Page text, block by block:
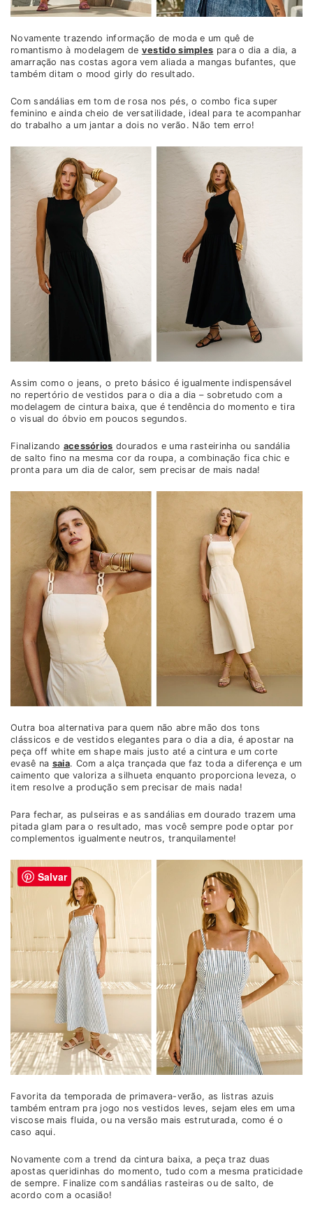
Novamente trazendo informação de moda e um quê de
romantismo à modelagem de vestido simples para o dia a dia, a
amarração nas costas agora vem aliada a mangas bufantes, que
também ditam o mood girly do resultado.
Com sandálias em tom de rosa nos pés, o combo fica super
feminino e ainda cheio de versatilidade, ideal para te acompanhar
do trabalho a um jantar a dois no verão. Não tem erro!
Assim como o jeans, o preto básico é igualmente indispensável
no repertório de vestidos para o dia a dia – sobretudo com a
modelagem de cintura baixa, que é tendência do momento e tira
o visual do óbvio em poucos segundos.
Finalizando acessórios dourados e uma rasteirinha ou sandália
de salto fino na mesma cor da roupa, a combinação fica chic e
pronta para um dia de calor, sem precisar de mais nada!
Outra boa alternativa para quem não abre mão dos tons
clássicos e de vestidos elegantes para o dia a dia, é apostar na
peça off white em shape mais justo até a cintura e um corte
evasê na saia. Com a alça trançada que faz toda a diferença e um
caimento que valoriza a silhueta enquanto proporciona leveza, o
item resolve a produção sem precisar de mais nada!
Para fechar, as pulseiras e as sandálias em dourado trazem uma
pitada glam para o resultado, mas você sempre pode optar por
complementos igualmente neutros, tranquilamente!
Favorita da temporada de primavera-verão, as listras azuis
também entram pra jogo nos vestidos leves, sejam eles em uma
viscose mais fluida, ou na versão mais estruturada, como é o
caso aqui.
Novamente com a trend da cintura baixa, a peça traz duas
apostas queridinhas do momento, tudo com a mesma praticidade
de sempre. Finalize com sandálias rasteiras ou de salto, de
acordo com a ocasião!
Salvar